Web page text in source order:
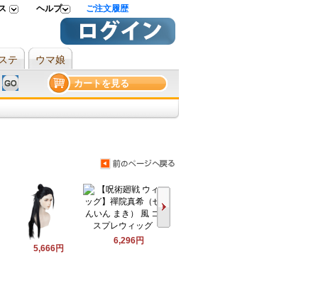
ヘルプ ご注文履歴
テ ウマ娘
カートを見る
5,666円
6,296円